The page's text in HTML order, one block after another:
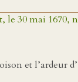
le 30 mai 1670,
et l’ardeur